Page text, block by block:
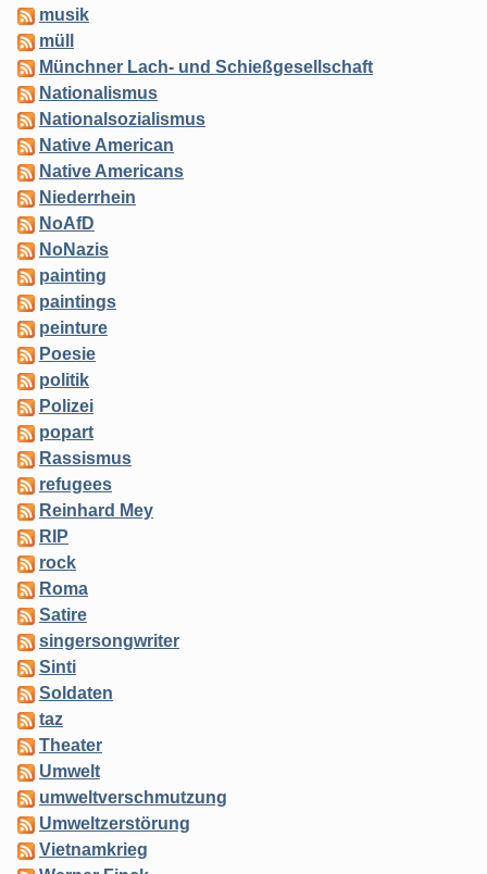
musik
müll
Münchner Lach- und Schießgesellschaft
Nationalismus
Nationalsozialismus
Native American
Native Americans
Niederrhein
NoAfD
NoNazis
painting
paintings
peinture
Poesie
politik
Polizei
popart
Rassismus
refugees
Reinhard Mey
RIP
rock
Roma
Satire
singersongwriter
Sinti
Soldaten
taz
Theater
Umwelt
umweltverschmutzung
Umweltzerstörung
Vietnamkrieg